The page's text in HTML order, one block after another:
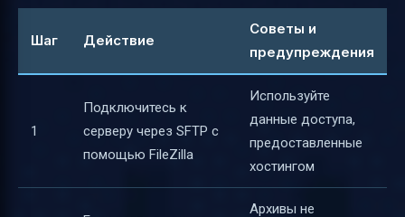
Шаг Действие
Советы и
предупреждения
1
Подключитесь к
серверу через SFTP с
помощью FileZilla
Используйте
данные доступа,
предоставленные
хостингом
Архивы не